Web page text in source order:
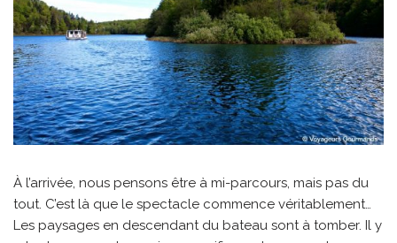
À l’arrivée, nous pensons être à mi-parcours, mais pas du
tout. C’est là que le spectacle commence véritablement…
Les paysages en descendant du bateau sont à tomber. Il y